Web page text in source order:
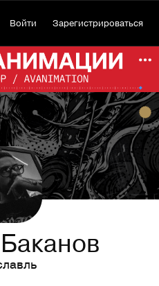
Войти Зарегистрироваться